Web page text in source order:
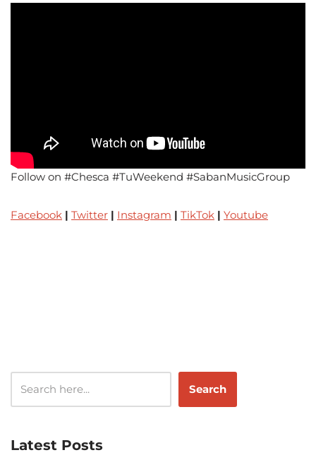
Follow on #Chesca #TuWeekend #SabanMusicGroup
Facebook | Twitter | Instagram | TikTok | Youtube
Search
Latest Posts